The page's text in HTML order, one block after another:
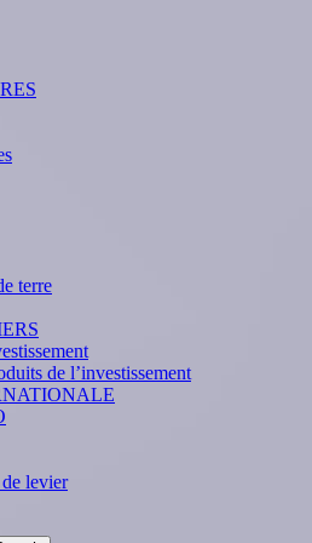
terre
de l’investissement
levier